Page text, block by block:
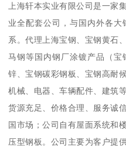
上海轩本实业有限公司是一家
业全配套公司，与国内外各
系。代理上海宝钢、宝钢黄石
马钢等国内钢厂涂镀产品（
锌、宝钢碳彩钢板、宝钢高耐
机械、电器、车辆配件、建筑
货源充足、价格合理、服务诚
国市场；公司自有屋面系统和
压型钢板。公司主要为客户提